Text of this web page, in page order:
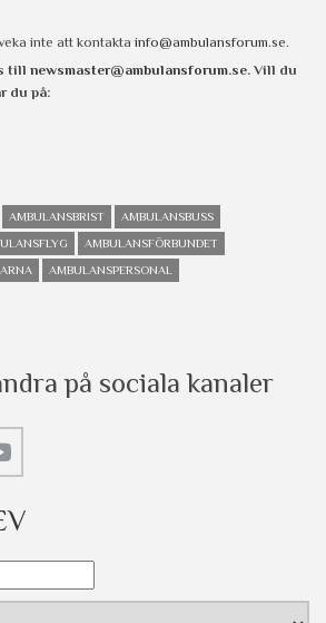
inte att kontakta info@ambulansforum.se.
till newsmaster@ambulansforum.se. Vill du
du på:
AMBULANSBRIST
AMBULANSBUSS
AMBULANSFÖRBUNDET
AMBULANSPERSONAL
på sociala kanaler